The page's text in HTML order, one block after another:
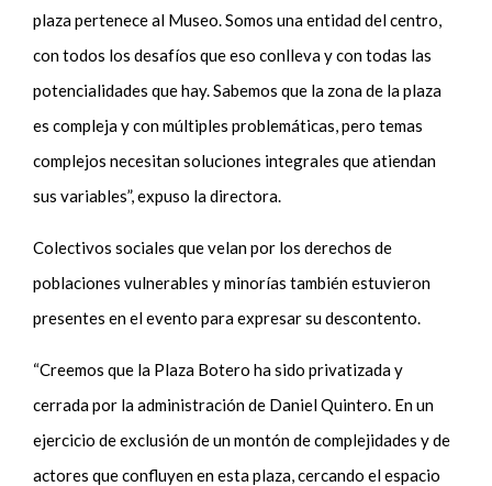
plaza pertenece al Museo. Somos una entidad del centro,
con todos los desafíos que eso conlleva y con todas las
potencialidades que hay. Sabemos que la zona de la plaza
es compleja y con múltiples problemáticas, pero temas
complejos necesitan soluciones integrales que atiendan
sus variables”, expuso la directora.
Colectivos sociales que velan por los derechos de
poblaciones vulnerables y minorías también estuvieron
presentes en el evento para expresar su descontento.
“Creemos que la Plaza Botero ha sido privatizada y
cerrada por la administración de Daniel Quintero. En un
ejercicio de exclusión de un montón de complejidades y de
actores que confluyen en esta plaza, cercando el espacio